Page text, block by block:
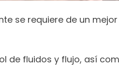
se requiere de un
de fluidos y flujo, así